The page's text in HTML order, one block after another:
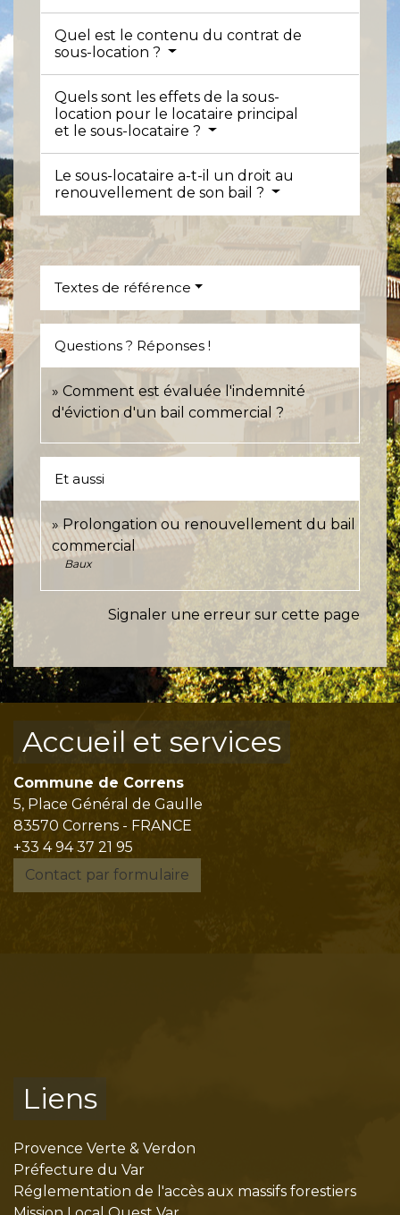
Quel est le contenu du contrat de
sous-location ?
Quels sont les effets de la sous-
location pour le locataire principal
et le sous-locataire ?
Le sous-locataire a-t-il un droit au
renouvellement de son bail ?
Textes de référence
Questions ? Réponses !
Comment est évaluée l'indemnité
d'éviction d'un bail commercial ?
Et aussi
Prolongation ou renouvellement du bail
commercial
Baux
Signaler une erreur sur cette page
Accueil et services
Commune de Correns
5, Place Général de Gaulle
83570 Correns - FRANCE
+33 4 94 37 21 95
Contact par formulaire
Liens
Provence Verte & Verdon
Préfecture du Var
Réglementation de l'accès aux massifs forestiers